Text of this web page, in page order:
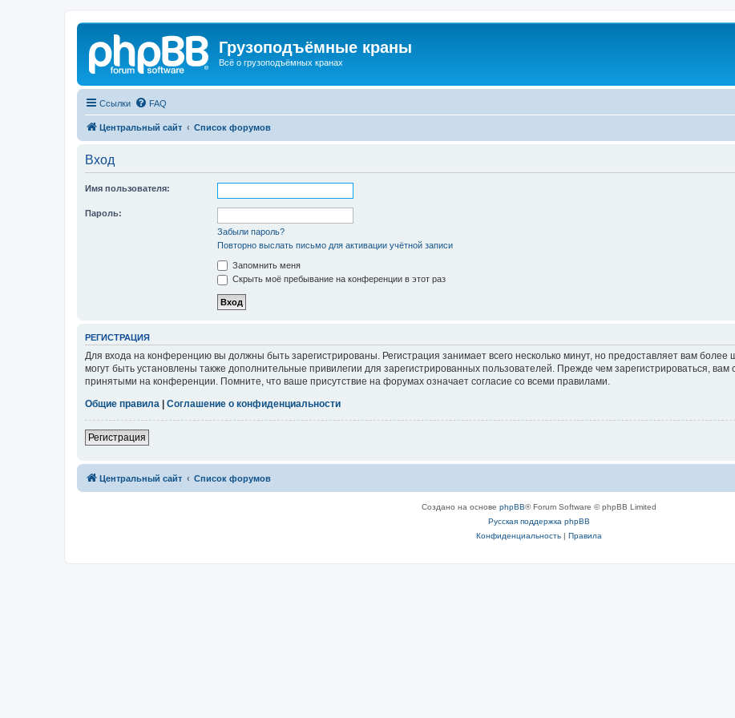
Грузоподъёмные краны
Всё о грузоподъёмных кранах
Ссылки FAQ
Центральный сайт Список форумов
Вход
Имя пользователя:
Пароль:
Забыли пароль?
Повторно выслать письмо для активации учётной записи
Запомнить меня
Скрыть моё пребывание на конференции в этот раз
РЕГИСТРАЦИЯ
Для входа на конференцию вы должны быть зарегистрированы. Регистрация занимает всего несколько минут, но предоставляет вам
могут быть установлены также дополнительные привилегии для зарегистрированных пользователей. Прежде чем зарегистрироваться, вам
принятыми на конференции. Помните, что ваше присутствие на форумах означает согласие со всеми правилами.
Общие правила
Соглашение о конфиденциальности
Регистрация
Центральный сайт Список форумов
Создано на основе phpBB® Forum Software © phpBB Limited
Русская поддержка phpBB
Конфиденциальность| Правила